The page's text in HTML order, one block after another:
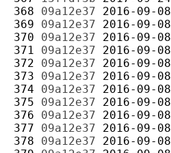
368 09a12e37 2016-09-08
369 09a12e37 2016-09-08
370 09a12e37 2016-09-08
371 09a12e37 2016-09-08
372 09a12e37 2016-09-08
373 09a12e37 2016-09-08
374 09a12e37 2016-09-08
375 09a12e37 2016-09-08
376 09a12e37 2016-09-08
377 09a12e37 2016-09-08
378 09a12e37 2016-09-08